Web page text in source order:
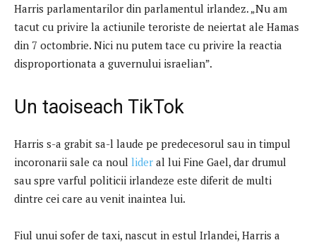
Harris parlamentarilor din parlamentul irlandez. „Nu am
tacut cu privire la actiunile teroriste de neiertat ale Hamas
din 7 octombrie. Nici nu putem tace cu privire la reactia
disproportionata a guvernului israelian”.
Un taoiseach TikTok
Harris s-a grabit sa-l laude pe predecesorul sau in timpul
incoronarii sale ca noul lider al lui Fine Gael, dar drumul
sau spre varful politicii irlandeze este diferit de multi
dintre cei care au venit inaintea lui.
Fiul unui sofer de taxi, nascut in estul Irlandei, Harris a